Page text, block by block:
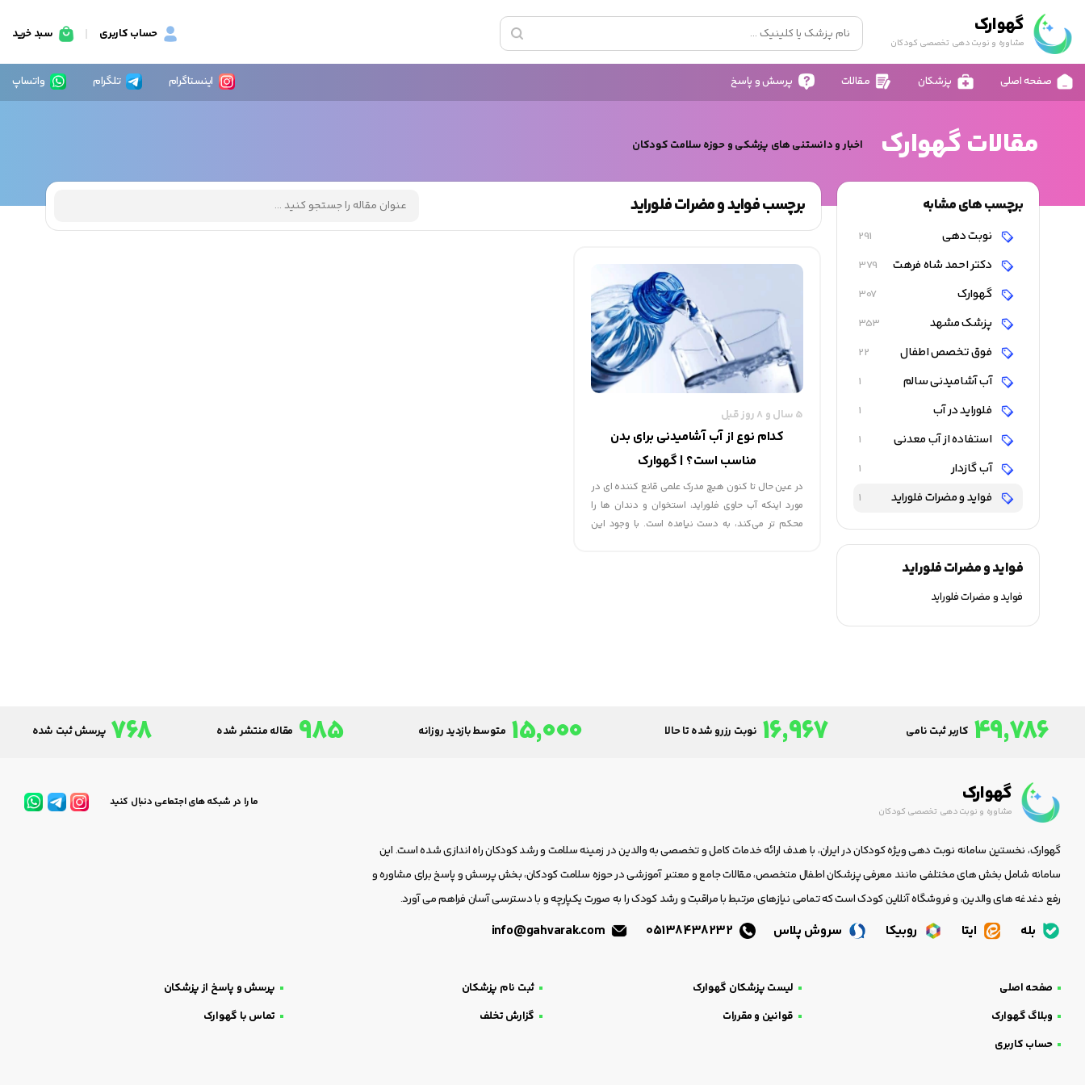
گهوارک
مشاوره و نوبت دهی تخصصی کودکان
حساب کاربری سبد خرید
صفحه اصلی پزشکان مقالات پرسش و پاسخ اینستاگرام تلگرام واتساپ
مقالات گهوارک اخبار و دانستنی های پزشکی و حوزه سلامت کودکان
برچسب های مشابه
نوبت دهی 291
دکتر احمد شاه فرهت 379
گهوارک 307
پزشک مشهد 353
فوق تخصص اطفال 22
آب آشامیدنی سالم 1
فلوراید در آب 1
استفاده از آب معدنی 1
آب گازدار 1
فواید و مضرات فلوراید 1
فواید و مضرات فلوراید
فواید و مضرات فلوراید
برچسب فواید و مضرات فلوراید
5 سال و 8 روز قبل
کدام نوع از آب آشامیدنی برای بدن
مناسب است؟ | گهوارک
در عین حال تا کنون هیچ مدرک علمی قانع کننده ای در
مورد اینکه آب حاوی فلوراید، استخوان و دندان ها را
محکم تر می‌کند، به دست نیامده است. با وجود این
49,786 کاربر ثبت نامی 16,967 نوبت رزرو شده تا حالا 15,000 متوسط بازدید روزانه 985 مقاله منتشر شده 768 پرسش ثبت شده
گهوارک
مشاوره و نوبت دهی تخصصی کودکان
ما را در شبکه های اجتماعی دنبال کنید
گهوارک، نخستین سامانه نوبت دهی ویژه کودکان در ایران، با هدف ارائه خدمات کامل و تخصصی به والدین در زمینه سلامت و رشد کودکان راه اندازی شده است. این
سامانه شامل بخش های مختلفی مانند معرفی پزشکان اطفال متخصص، مقالات جامع و معتبر آموزشی در حوزه سلامت کودکان، بخش پرسش و پاسخ برای مشاوره و
رفع دغدغه های والدین، و فروشگاه آنلاین کودک است که تمامی نیازهای مرتبط با مراقبت و رشد کودک را به صورت یکپارچه و با دسترسی آسان فراهم می آورد.
بله ایتا روبیکا سروش پلاس
صفحه اصلی لیست پزشکان گهوارک ثبت نام پزشکان
پرسش و پاسخ از پزشکان
وبلاگ گهوارک
قوانین و مقررات گزارش تخلف
تماس با گهوارک
حساب کاربری